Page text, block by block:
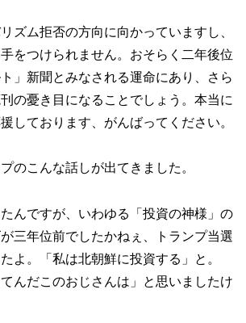
ズム拒否の方向に向かっていますし、
をつけられません。おそらく二年後位
」新聞とみなされる運命にあり、さら
の憂き目になることでしょう。本当に
しております、がんばってください。
のこんな話しが出てきました。
んですが、いわゆる「投資の神様」の
三年位前でしたかねぇ、トランプ当選
よ。「私は北朝鮮に投資する」と。
てんだこのおじさんは」と思いましたけ